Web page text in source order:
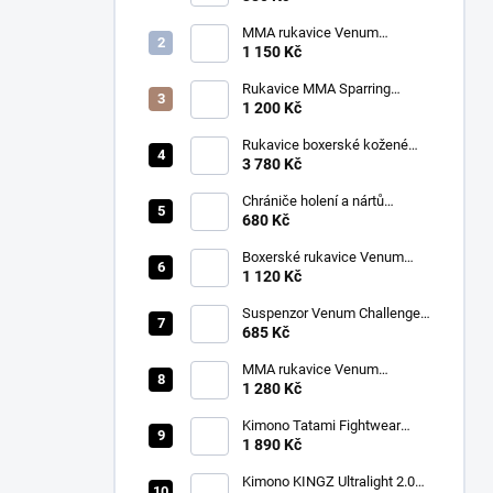
MMA rukavice Venum
Challenger 2.0 černá/zlatá
1 150 Kč
Rukavice MMA Sparring
Ringhorns Charger černá/
1 200 Kč
Rukavice boxerské kožené
Twins BGVL 3 modré
3 780 Kč
Chrániče holení a nártů
Venum Kontact černá/stříbrná
680 Kč
Boxerské rukavice Venum
CONTENDER 1.5 XT
1 120 Kč
Suspenzor Venum Challenger
bílý
685 Kč
MMA rukavice Venum
Challenger 3.0 Sparring
1 280 Kč
Kimono Tatami Fightwear
Nova Absolute Gi modré + bílý
1 890 Kč
Kimono KINGZ Ultralight 2.0